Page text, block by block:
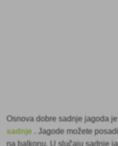
Osnova dobre sadnje jagoda je
sadnje . Jagode možete
na balkonu. U slučaju sadnje